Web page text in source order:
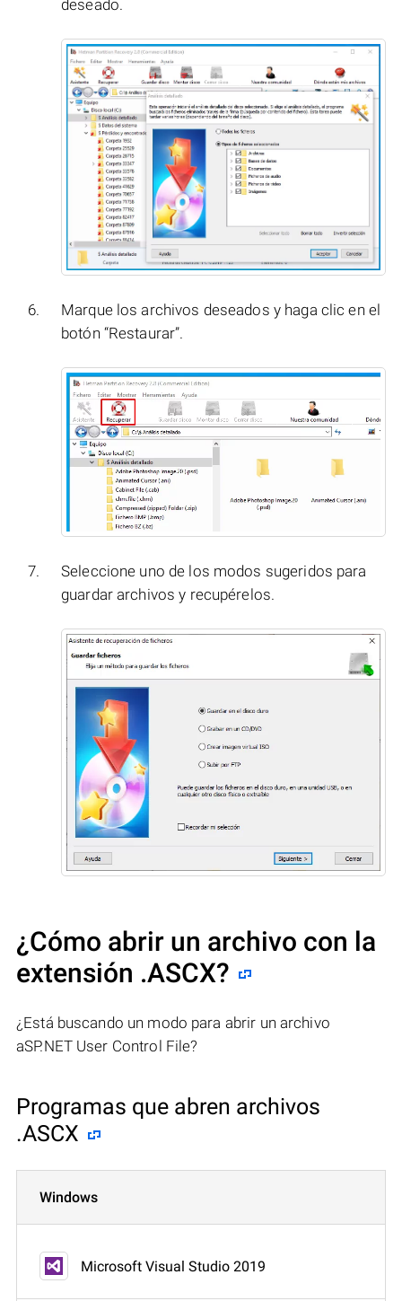
deseado.
Marque los archivos deseados y haga clic en el
botón “Restaurar”.
Seleccione uno de los modos sugeridos para
guardar archivos y recupérelos.
¿Cómo abrir un archivo con la
extensión .ASCX?
¿Está buscando un modo para abrir un archivo
aSP.NET User Control File?
Programas que abren archivos
.ASCX
Windows
Microsoft Visual Studio 2019